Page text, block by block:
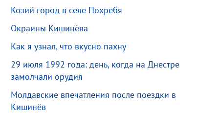
Козий город в селе Похребя
Окраины Кишинёва
Как я узнал, что вкусно пахну
29 июля 1992 года: день, когда на Днестре
замолчали орудия
Молдавские впечатления после поездки в
Кишинёв